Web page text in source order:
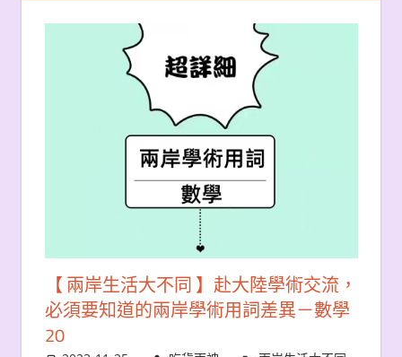
【 兩岸生活大不同 】赴大陸學術交流，
必須要知道的兩岸學術用詞差異－數學
20